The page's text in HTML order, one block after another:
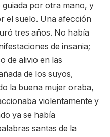
guiada por otra mano, y
el suelo. Una afección
tres años. No había
de insania;
de alivio en las
de los suyos,
la buena mujer oraba,
violentamente y
ya se había
santas de la